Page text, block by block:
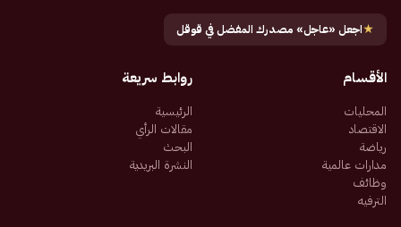
★اجعل «عاجل» مصدرك المفضل في قوقل
الأقسام
المحليات
الاقتصاد
رياضة
مدارات عالمية
وظائف
الترفيه
روابط سريعة
الرئيسية
مقالات الرأي
البحث
النشرة البريدية